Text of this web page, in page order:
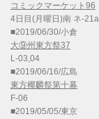
コミックマーケット96
4日目(月曜日)南 ネ-21a
■2019/06/30/小倉
大⑨州東方祭37
L-03,04
■2019/06/16/広島
東方椰麟祭第十幕
F-06
■2019/05/05/東京